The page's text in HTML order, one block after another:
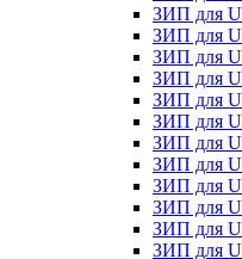
ЗИП для
ЗИП для
ЗИП для
ЗИП для
ЗИП для
ЗИП для
ЗИП для
ЗИП для
ЗИП для
ЗИП для
ЗИП для
ЗИП для